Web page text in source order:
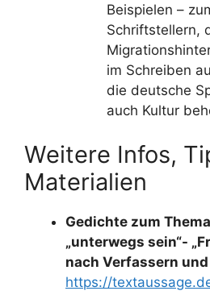
Beispielen –
Schriftstellern,
im Schreiben
die deutsche
auch Kultur
Weitere Infos,
Materialien
Gedichte zum
„unterwegs sein“-
nach Verfassern und
https://